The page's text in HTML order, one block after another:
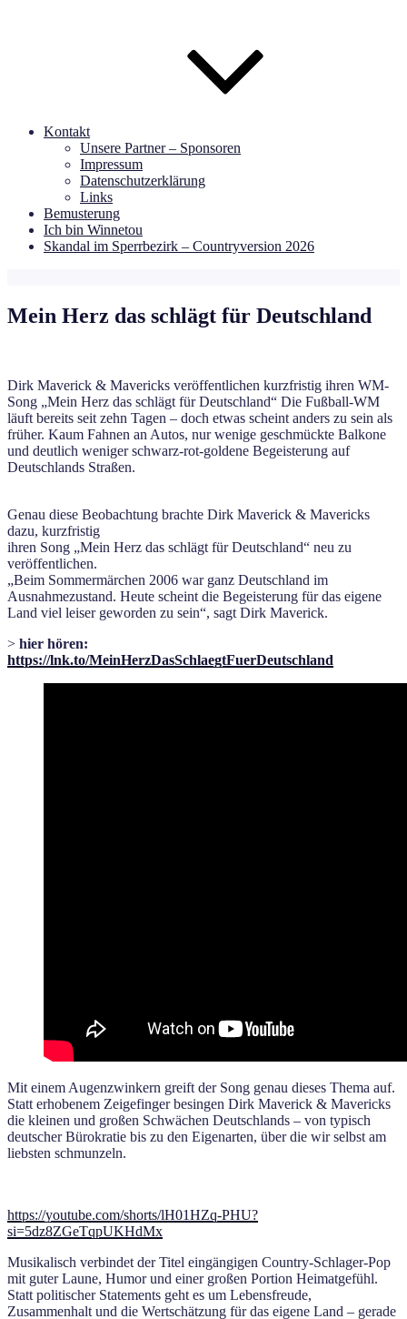
Kontakt
Unsere Partner – Sponsoren
Impressum
Datenschutzerklärung
Links
Bemusterung
Ich bin Winnetou
Skandal im Sperrbezirk – Countryversion 2026
Mein Herz das schlägt für Deutschland
Dirk Maverick & Mavericks veröffentlichen kurzfristig ihren WM-
Song „Mein Herz das schlägt für Deutschland“ Die Fußball-WM
läuft bereits seit zehn Tagen – doch etwas scheint anders zu sein als
früher. Kaum Fahnen an Autos, nur wenige geschmückte Balkone
und deutlich weniger schwarz-rot-goldene Begeisterung auf
Deutschlands Straßen.
Genau diese Beobachtung brachte Dirk Maverick & Mavericks
dazu, kurzfristig
ihren Song „Mein Herz das schlägt für Deutschland“ neu zu
veröffentlichen.
„Beim Sommermärchen 2006 war ganz Deutschland im
Ausnahmezustand. Heute scheint die Begeisterung für das eigene
Land viel leiser geworden zu sein“, sagt Dirk Maverick.
> hier hören:
https://lnk.to/MeinHerzDasSchlaegtFuerDeutschland
Mit einem Augenzwinkern greift der Song genau dieses Thema auf.
Statt erhobenem Zeigefinger besingen Dirk Maverick & Mavericks
die kleinen und großen Schwächen Deutschlands – von typisch
deutscher Bürokratie bis zu den Eigenarten, über die wir selbst am
liebsten schmunzeln.
https://youtube.com/shorts/lH01HZq-PHU?
si=5dz8ZGeTqpUKHdMx
Musikalisch verbindet der Titel eingängigen Country-Schlager-Pop
mit guter Laune, Humor und einer großen Portion Heimatgefühl.
Statt politischer Statements geht es um Lebensfreude,
Zusammenhalt und die Wertschätzung für das eigene Land – gerade